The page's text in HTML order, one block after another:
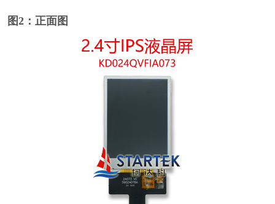
图2：正面图